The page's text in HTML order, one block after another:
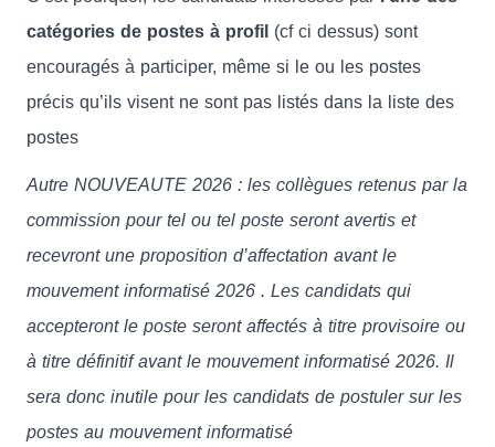
catégories de postes à profil (cf ci dessus) sont
encouragés à participer, même si le ou les postes
précis qu’ils visent ne sont pas listés dans la liste des
postes
Autre NOUVEAUTE 2026 : les collègues retenus par la
commission pour tel ou tel poste seront avertis et
recevront une proposition d’affectation avant le
mouvement informatisé 2026 . Les candidats qui
accepteront le poste seront affectés à titre provisoire ou
à titre définitif avant le mouvement informatisé 2026. Il
sera donc inutile pour les candidats de postuler sur les
postes au mouvement informatisé